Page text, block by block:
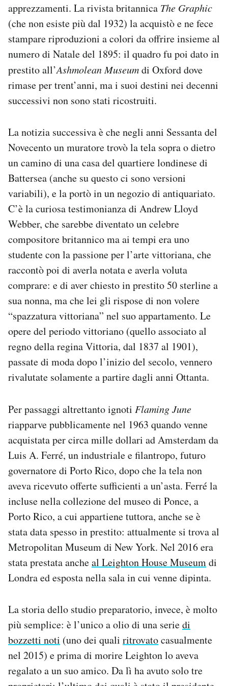
apprezzamenti. La rivista britannica The Graphic
(che non esiste più dal 1932) la acquistò e ne fece
stampare riproduzioni a colori da offrire insieme al
numero di Natale del 1895: il quadro fu poi dato in
prestito all’Ashmolean Museumdi Oxford dove
rimase per trent’anni, ma i suoi destini nei decenni
successivi non sono stati ricostruiti.
La notizia successiva è che negli anni Sessanta del
Novecento un muratore trovò la tela sopra o dietro
un camino di una casa del quartiere londinese di
Battersea (anche su questo ci sono versioni
variabili), e la portò in un negozio di antiquariato.
C’è la curiosa testimonianza di Andrew Lloyd
Webber, che sarebbe diventato un celebre
compositore britannico ma ai tempi era uno
studente con la passione per l’arte vittoriana, che
raccontò poi di averla notata e averla voluta
comprare: e di aver chiesto in prestito 50 sterline a
sua nonna, ma che lei gli rispose di non volere
“spazzatura vittoriana” nel suo appartamento. Le
opere del periodo vittoriano (quello associato al
regno della regina Vittoria, dal 1837 al 1901),
passate di moda dopo l’inizio del secolo, vennero
rivalutate solamente a partire dagli anni Ottanta.
Per passaggi altrettanto ignoti Flaming June
riapparve pubblicamente nel 1963 quando venne
acquistata per circa mille dollari ad Amsterdam da
Luis A. Ferré, un industriale e filantropo, futuro
governatore di Porto Rico, dopo che la tela non
aveva ricevuto offerte sufficienti a un’asta. Ferré la
incluse nella collezione del museo di Ponce, a
Porto Rico, a cui appartiene tuttora, anche se è
stata data spesso in prestito: attualmente si trova al
Metropolitan Museum di New York. Nel 2016 era
stata prestata ancheal Leighton House Museumdi
Londra ed esposta nella sala in cui venne dipinta.
La storia dello studio preparatorio, invece, è molto
più semplice: è l’unico a olio di una seriedi
bozzetti noti (uno dei quali ritrovatocasualmente
nel 2015) e prima di morire Leighton lo aveva
regalato a un suo amico. Da lì ha avuto solo tre